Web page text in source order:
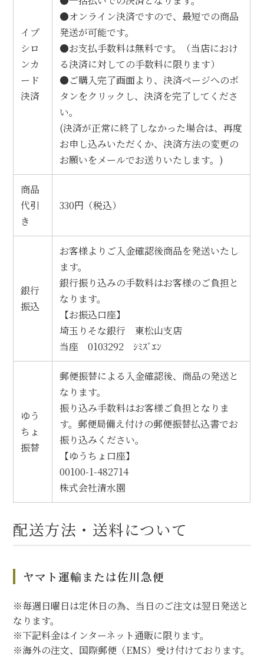
イプ
シロ
ンカ
ード
決済
●オンライン決済ですので、最短での商品
発送が可能です。
●お支払手数料は無料です。（当店におけ
る決済に対しての手数料に限ります）
●ご購入完了画面より、決済ページへのボ
タンをクリックし、決済を完了してくださ
い。
(決済が正常に終了しなかった場合は、再度
お申し込みいただくか、決済方法の変更の
お願いをメールでお送りいたします。)
商品
代引
き
330円（税込）
銀行
振込
お客様よりご入金確認後商品を発送いたし
ます。
銀行振り込みの手数料はお客様のご負担と
なります。
【お振込口座】
埼玉りそな銀行 東松山支店
当座 0103292 ｼﾐｽﾞｴﾝ
ゆう
ちょ
振替
郵便振替による入金確認後、商品の発送と
なります。
振り込み手数料はお客様ご負担となりま
す。郵便局備え付けの郵便振替払込書でお
振り込みください。
【ゆうちょ口座】
00100-1-482714
株式会社清水園
配送方法・送料について
ヤマト運輸または佐川急便
※毎週日曜日は定休日の為、当日のご注文は翌日発送と
なります。
※下記料金はインターネット通販に限ります。
※海外の注文、国際郵便（EMS）受け付けております。